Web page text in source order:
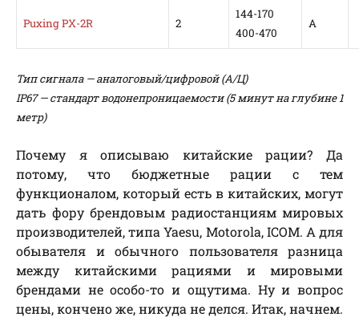
Puxing PX-2R 2
144-170
400-470
А
Тип сигнала — аналоговый/цифровой (А/Ц)
IP67 — стандарт водонепроницаемости (5 минут на глубине 1
метр)
Почему я описываю китайские рации? Да
потому, что бюджетные рации с тем
функционалом, который есть в китайских, могут
дать фору брендовым радиостанциям мировых
производителей, типа Yaesu, Motorola, ICOM. А для
обывателя и обычного пользователя разница
между китайскими рациями и мировыми
брендами не особо-то и ощутима. Ну и вопрос
цены, кончено же, никуда не делся. Итак, начнем.